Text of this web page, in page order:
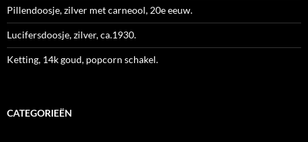
Pillendoosje, zilver met carneool, 20e eeuw.
Lucifersdoosje, zilver, ca.1930.
Ketting, 14k goud, popcorn schakel.
CATEGORIEËN